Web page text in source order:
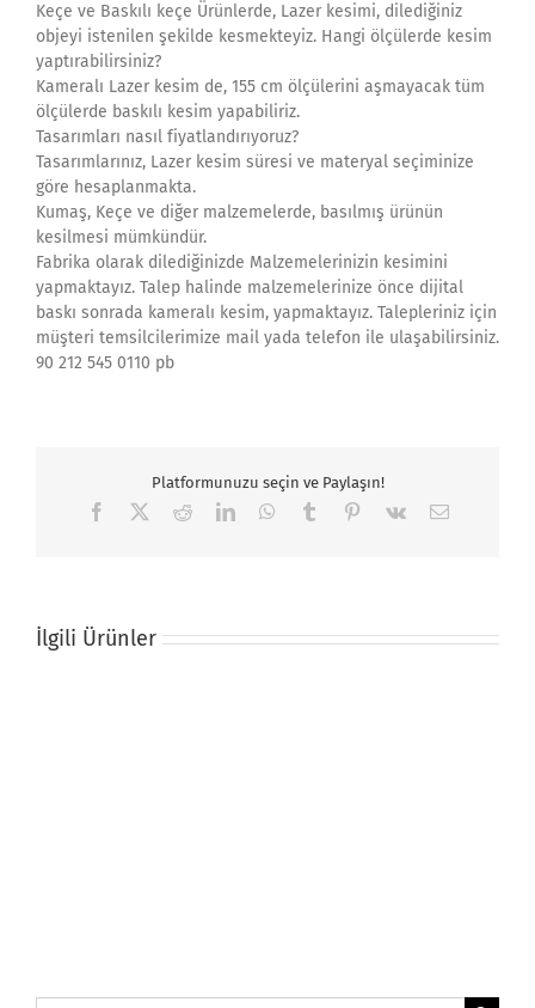
Keçe ve Baskılı keçe Ürünlerde, Lazer kesimi, dilediğiniz
objeyi istenilen şekilde kesmekteyiz. Hangi ölçülerde kesim
yaptırabilirsiniz?
Kameralı Lazer kesim de, 155 cm ölçülerini aşmayacak tüm
ölçülerde baskılı kesim yapabiliriz.
Tasarımları nasıl fiyatlandırıyoruz?
Tasarımlarınız, Lazer kesim süresi ve materyal seçiminize
göre hesaplanmakta.
Kumaş, Keçe ve diğer malzemelerde, basılmış ürünün
kesilmesi mümkündür.
Fabrika olarak dilediğinizde Malzemelerinizin kesimini
yapmaktayız. Talep halinde malzemelerinize önce dijital
baskı sonrada kameralı kesim, yapmaktayız. Talepleriniz için
müşteri temsilcilerimize mail yada telefon ile ulaşabilirsiniz.
90 212 545 0110 pb
Platformunuzu seçin ve Paylaşın!
Facebook RedditLinkedInWhatsApp
Tumblr Pinterest
Vk
E-
İlgili Ürünler